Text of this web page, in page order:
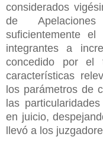
considerados
de
suficientemente
integrantes a
concedido por el
características
los parámetros de
las
en juicio,
llevó a los